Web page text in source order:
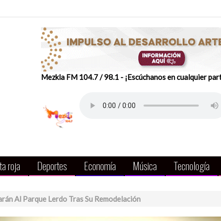
Mezkla FM 104.7 / 98.1 - ¡Escúchanos en cualquier
roja Deportes Economía Música Tecnología
Al Parque Lerdo Tras Su Remodelación